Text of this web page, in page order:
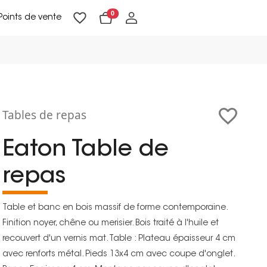
de vente 0
Tables de repas
Eaton Table de
repas
Table et banc en bois massif de forme contemporaine.
Finition noyer, chêne ou merisier. Bois traité à l'huile et
recouvert d'un vernis mat. Table : Plateau épaisseur 4 cm
avec renforts métal. Pieds 13x4 cm avec coupe d'onglet.